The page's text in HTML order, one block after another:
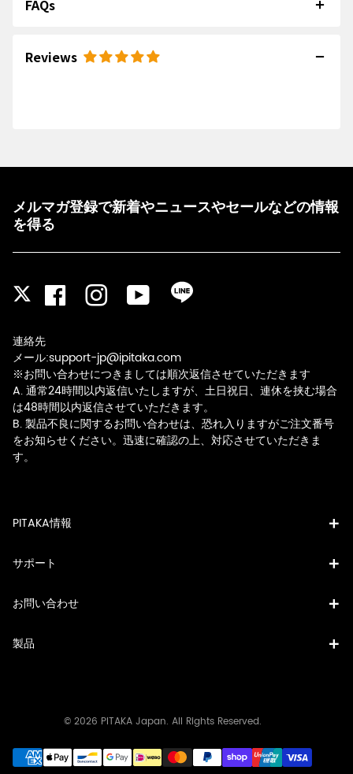
FAQs
Reviews
メルマガ登録で新着やニュースやセールなどの情報
を得る
Twitter
FacebookInstagramYouTube
連絡先
メール:support-jp@ipitaka.com
※お問い合わせにつきましては順次返信させていただきます
A. 通常24時間以内返信いたしますが、土日祝日、連休を挟む場合
は48時間以内返信させていただきます。
B. 製品不良に関するお問い合わせは、恐れ入りますがご注文番号
をお知らせください。迅速に確認の上、対応させていただきま
す。
PITAKA情報
サポート
お問い合わせ
製品
© 2026 PITAKA Japan. All Rights Reserved.
決